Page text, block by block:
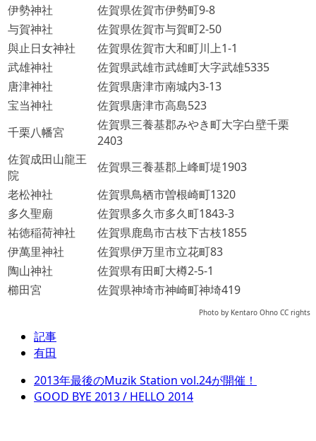
伊勢神社
佐賀県佐賀市伊勢町9-8
与賀神社
佐賀県佐賀市与賀町2-50
與止日女神社
佐賀県佐賀市大和町川上1-1
武雄神社
佐賀県武雄市武雄町大字武雄5335
唐津神社
佐賀県唐津市南城内3-13
宝当神社
佐賀県唐津市高島523
千栗八幡宮
佐賀県三養基郡みやき町大字白壁千栗
2403
佐賀成田山龍王
院
佐賀県三養基郡上峰町堤1903
老松神社
佐賀県鳥栖市曽根崎町1320
多久聖廟
佐賀県多久市多久町1843-3
祐徳稲荷神社
佐賀県鹿島市古枝下古枝1855
伊萬里神社
佐賀県伊万里市立花町83
陶山神社
佐賀県有田町大樽2-5-1
櫛田宮
佐賀県神埼市神崎町神埼419
Photo by Kentaro Ohno CC rights
記事
有田
2013年最後のMuzik Station vol.24が開催！
GOOD BYE 2013 / HELLO 2014